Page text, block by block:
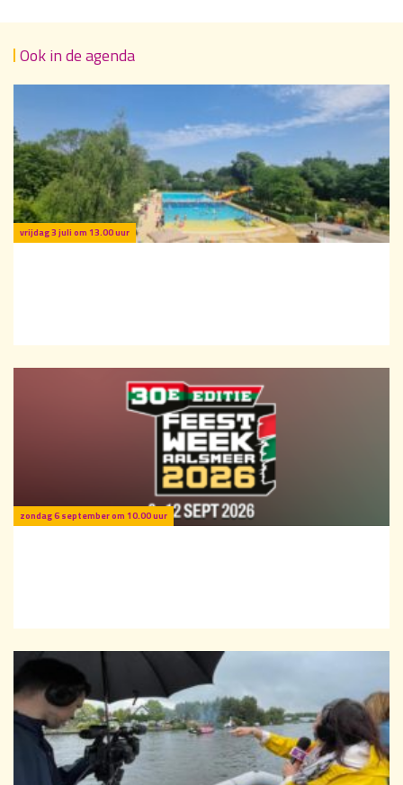
Ook in de agenda
vrijdag 3 juli om 13.00 uur
Zwembad De Waterlelie - Kom lekker zwemmen
in de zomervakantie
Is het buitenbad geopend of kom je binnen zwemmen bij Zwembad De
zondag 6 september om 10.00 uur
Feestweek Aalsmeer
De legendarische jaarlijkse feestweek van Aalsmeer komt er weer aan!